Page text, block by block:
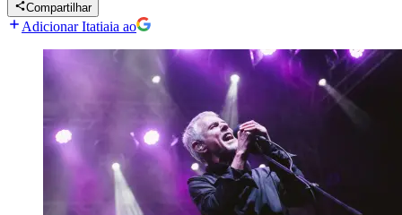
Compartilhar
Adicionar Itatiaia ao